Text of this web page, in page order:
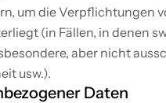
um die Verpflichtungen
(in Fällen, in denen
aber nicht
usw.).
Daten